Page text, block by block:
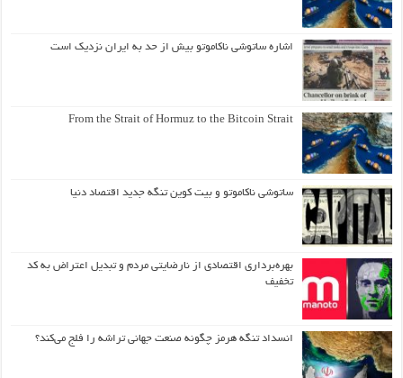
اشاره ساتوشی ناکاموتو بیش از حد به ایران نزدیک است
From the Strait of Hormuz to the Bitcoin Strait
ساتوشی ناکاموتو و بیت کوین تنگه جدید اقتصاد دنیا
بهره‌برداری اقتصادی از نارضایتی مردم و تبدیل اعتراض به کد
تخفیف
انسداد تنگه هرمز چگونه صنعت جهانی تراشه را فلج می‌کند؟